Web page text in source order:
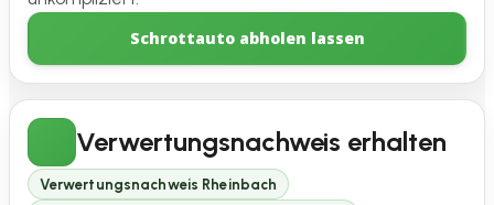
Schrottauto abholen lassen
Verwertungsnachweis erhalten
Verwertungsnachweis Rheinbach